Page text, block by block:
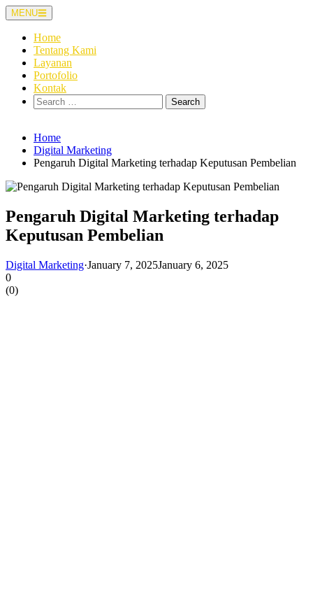
Skip
to
content
MENU
Home
Tentang Kami
Layanan
Portofolio
Kontak
Search
for:
Home
Digital Marketing
Pengaruh Digital Marketing terhadap Keputusan Pembelian
Pengaruh Digital Marketing terhadap
Keputusan Pembelian
Digital Marketing·January 7, 2025January 6, 2025
0
(0)